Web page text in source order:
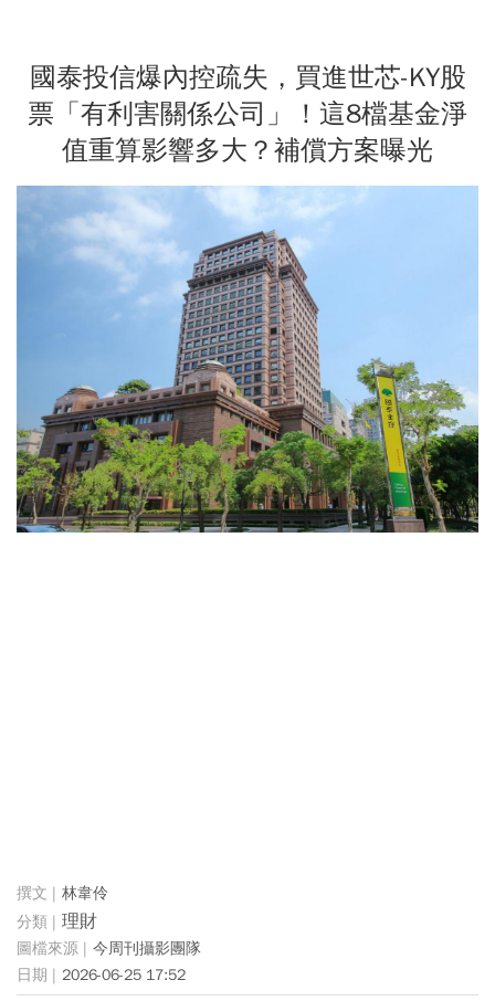
國泰投信爆內控疏失，買進世芯-KY股
票「有利害關係公司」！這8檔基金淨
值重算影響多大？補償方案曝光
林韋伶
理財
今周刊攝影團隊
2026-06-25 17:52